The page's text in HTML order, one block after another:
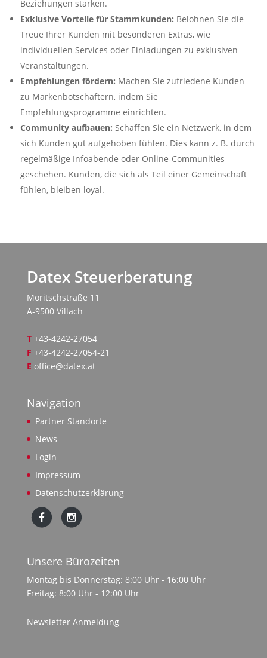
Beziehungen stärken.
Exklusive Vorteile für Stammkunden: Belohnen Sie die
Treue Ihrer Kunden mit besonderen Extras, wie
individuellen Services oder Einladungen zu exklusiven
Veranstaltungen.
Empfehlungen fördern: Machen Sie zufriedene Kunden
zu Markenbotschaftern, indem Sie
Empfehlungsprogramme einrichten.
Community aufbauen: Schaffen Sie ein Netzwerk, in dem
sich Kunden gut aufgehoben fühlen. Dies kann z. B. durch
regelmäßige Infoabende oder Online-Communities
geschehen. Kunden, die sich als Teil einer Gemeinschaft
fühlen, bleiben loyal.
Datex Steuerberatung
Moritschstraße 11
A-9500 Villach
T+43-4242-27054
F +43-4242-27054-21
E office@datex.at
Navigation
Partner Standorte
News
Login
Impressum
Datenschutzerklärung
Unsere Bürozeiten
Montag bis Donnerstag: 8:00 Uhr - 16:00 Uhr
Freitag: 8:00 Uhr - 12:00 Uhr
Newsletter Anmeldung